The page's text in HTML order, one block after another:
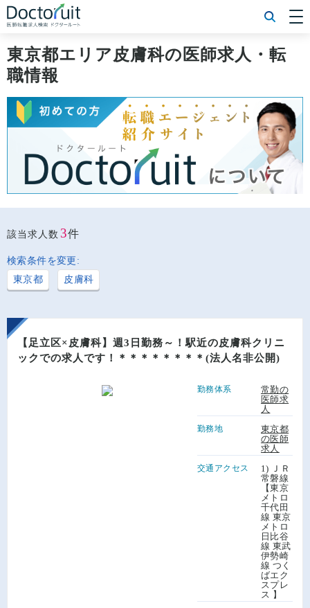
[常勤] 科目から探す
[常勤] 特徴から探す
Doctoruit医師転職特集
Doctoruitについて
運営者情報
プライバシーポリシー
東京都エリア皮膚科の医師求人・転
職情報
該当求人数 3件
検索条件を変更:
東京都
皮膚科
【足立区×皮膚科】週3日勤務～！駅近の皮膚科クリニ
ックでの求人です！＊＊＊＊＊＊＊＊(法人名非公開)
勤務体系
常勤の
医師求
人
勤務地
東京都
の医師
求人
交通アクセス
1) ＪＲ
常磐線
【東京
メトロ
千代田
線 東京
メトロ
日比谷
線 東武
伊勢崎
線 つく
ばエク
スプレ
ス 】